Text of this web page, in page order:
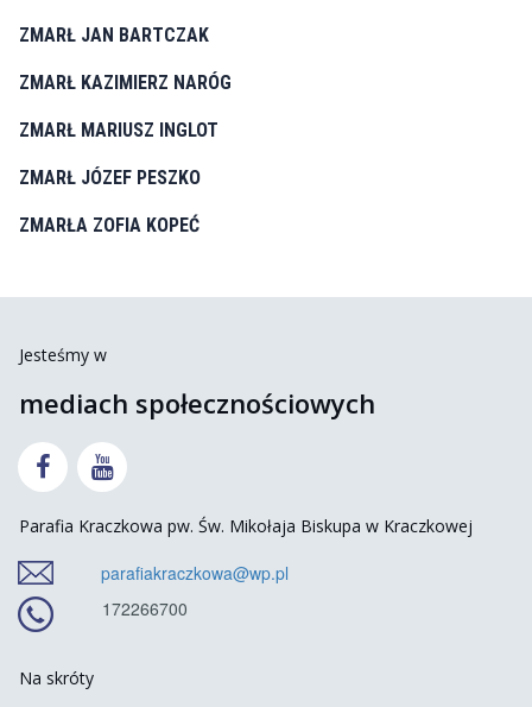
ZMARŁ JAN BARTCZAK
ZMARŁ KAZIMIERZ NARÓG
ZMARŁ MARIUSZ INGLOT
ZMARŁ JÓZEF PESZKO
ZMARŁA ZOFIA KOPEĆ
Jesteśmy w
mediach społecznościowych
 
Parafia Kraczkowa pw. Św. Mikołaja Biskupa w Kraczkowej
parafiakraczkowa@wp.pl
172266700
Na skróty